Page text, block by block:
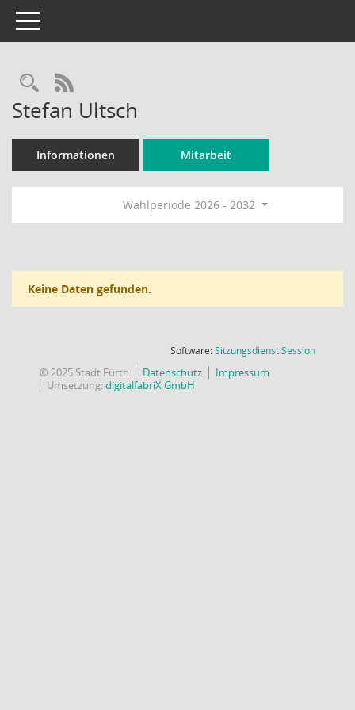
Toggle navigation
Rechercheauswahl
RSS-Feed
Stefan Ultsch
Informationen Mitarbeit
Wahlperiode 2026 - 2032
Keine Daten gefunden.
Software:SitzungsdienstSession(Wird in
© 2025 Stadt Fürth Datenschutz
Impressum
Umsetzung:digitalfabriX GmbH